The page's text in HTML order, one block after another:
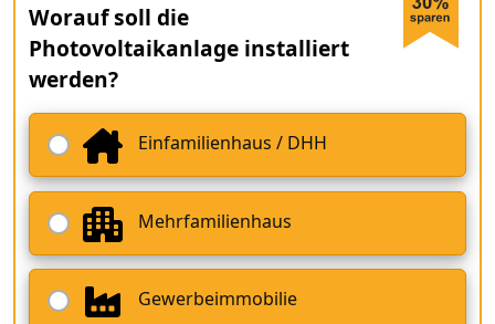
Worauf soll die
Photovoltaikanlage installiert
werden?
Einfamilienhaus / DHH
Mehrfamilienhaus
Gewerbeimmobilie